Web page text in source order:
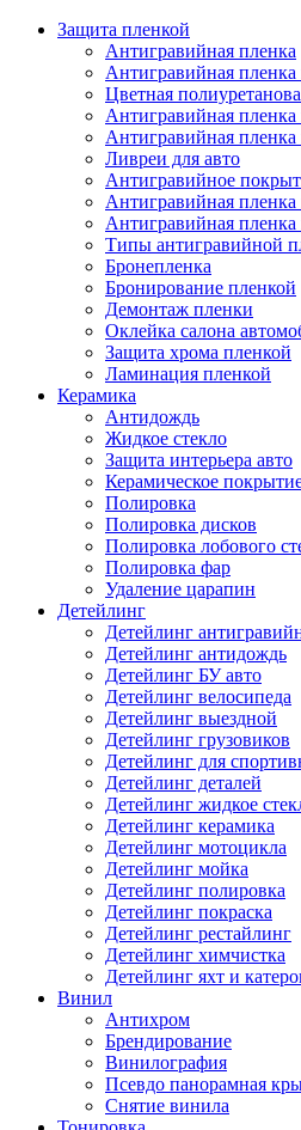
Защита пленкой
Антигравийная пленка
Антигравийная пленка
Цветная
Антигравийная пленка
Антигравийная
Ливреи для авто
Антигравийное
Антигравийная
Антигравийная пленка
Типы антигравийной
Бронепленка
Бронирование пленкой
Демонтаж пленки
Оклейка салона
Защита хрома пленкой
Ламинация пленкой
Керамика
Антидождь
Жидкое стекло
Защита интерьера авто
Керамическое
Полировка
Полировка дисков
Полировка лобового
Полировка фар
Удаление царапин
Детейлинг
Детейлинг
Детейлинг антидождь
Детейлинг БУ авто
Детейлинг велосипеда
Детейлинг выездной
Детейлинг грузовиков
Детейлинг для
Детейлинг деталей
Детейлинг жидкое
Детейлинг керамика
Детейлинг мотоцикла
Детейлинг мойка
Детейлинг полировка
Детейлинг покраска
Детейлинг рестайлинг
Детейлинг химчистка
Детейлинг яхт и
Винил
Антихром
Брендирование
Винилография
Псевдо панорамная
Снятие винила